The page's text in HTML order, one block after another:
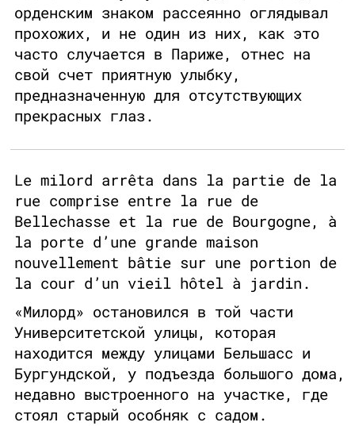
орденским знаком рассеянно оглядывал
прохожих, и не один из них, как это
часто случается в Париже, отнес на
свой счет приятную улыбку,
предназначенную для отсутствующих
прекрасных глаз.
Le milord arrêta dans la partie de la
rue comprise entre la rue de
Bellechasse et la rue de Bourgogne, à
la porte d’une grande maison
nouvellement bâtie sur une portion de
la cour d’un vieil hôtel à jardin.
«Милорд» остановился в той части
Университетской улицы, которая
находится между улицами Бельшасс и
Бургундской, у подъезда большого дома,
недавно выстроенного на участке, где
стоял старый особняк с садом.